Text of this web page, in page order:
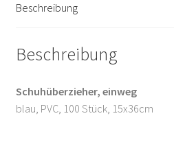
Widerrufsbelehrung
Zahlungsarten
Beschreibung
Beschreibung
Schuhüberzieher, einweg
blau, PVC, 100 Stück, 15x36cm